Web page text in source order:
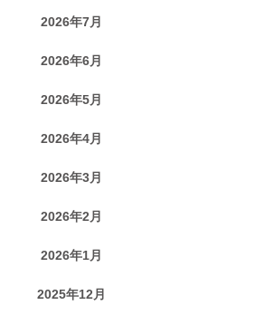
2026年7月
2026年6月
2026年5月
2026年4月
2026年3月
2026年2月
2026年1月
2025年12月